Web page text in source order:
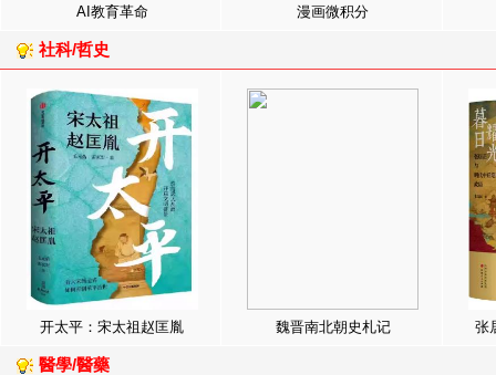
AI教育革命 漫画微积分
社科/哲史
开太平：宋太祖赵匡胤 魏晋南北朝史札记 张
醫學/醫藥